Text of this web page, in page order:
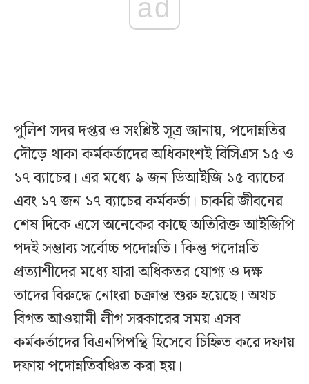
ad
পুলিশ সদর দপ্তর ও সংশ্লিষ্ট সূত্র জানায়, পদোন্নতির
দৌড়ে থাকা কর্মকর্তাদের অধিকাংশই বিসিএস ১৫ ও
১৭ ব্যাচের। এর মধ্যে ৯ জন ডিআইজি ১৫ ব্যাচের
এবং ১৭ জন ১৭ ব্যাচের কর্মকর্তা। চাকরি জীবনের
শেষ দিকে এসে অনেকের কাছে অতিরিক্ত আইজিপি
পদই সম্ভাব্য সর্বোচ্চ পদোন্নতি। কিন্তু পদোন্নতি
প্রত্যাশীদের মধ্যে যারা অধিকতর যোগ্য ও দক্ষ
তাদের বিরুদ্ধে নোংরা চক্রান্ত শুরু হয়েছে। অথচ
বিগত আওয়ামী লীগ সরকারের সময় এসব
কর্মকর্তাদের বিএনপিপন্থি হিসেবে চিহ্নিত করে দফায়
দফায় পদোন্নতিবঞ্চিত করা হয়।